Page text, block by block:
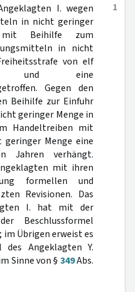
1
I. wegen
in nicht geringer
Beihilfe zum
in nicht
von elf
und eine
Gegen den
Beihilfe zur Einfuhr
geringer Menge in
Handeltreiben mit
Menge eine
Jahren verhängt.
mit ihren
formellen und
Revisionen. Das
I. hat mit der
Beschlussformel
Übrigen erweist es
Angeklagten Y.
Sinne von § 349Abs.